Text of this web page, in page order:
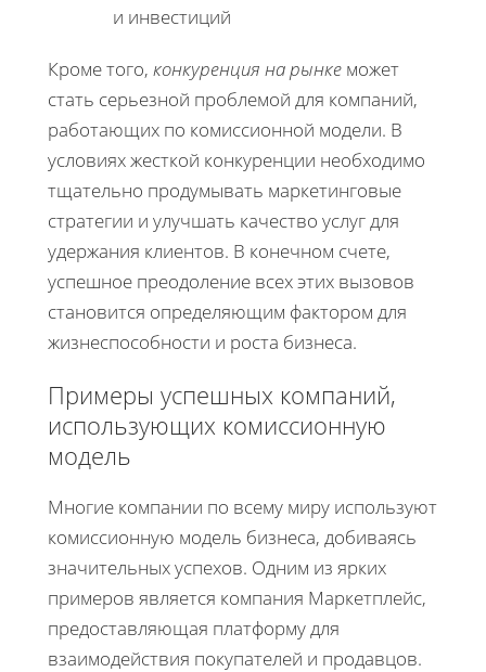
и инвестиций
Кроме того, конкуренция на рынке может
стать серьезной проблемой для компаний,
работающих по комиссионной модели. В
условиях жесткой конкуренции необходимо
тщательно продумывать маркетинговые
стратегии и улучшать качество услуг для
удержания клиентов. В конечном счете,
успешное преодоление всех этих вызовов
становится определяющим фактором для
жизнеспособности и роста бизнеса.
Примеры успешных компаний,
использующих комиссионную
модель
Многие компании по всему миру используют
комиссионную модель бизнеса, добиваясь
значительных успехов. Одним из ярких
примеров является компания Маркетплейс,
предоставляющая платформу для
взаимодействия покупателей и продавцов.